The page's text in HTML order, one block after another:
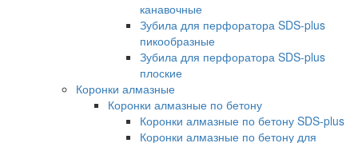
канавочные
Зубила для перфоратора SDS-plus
пикообразные
Зубила для перфоратора SDS-plus
плоские
Коронки алмазные
Коронки алмазные по бетону
Коронки алмазные по бетону SDS-plus
Коронки алмазные по бетону для